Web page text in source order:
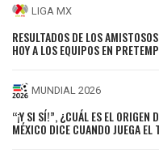
LIGA MX
RESULTADOS DE LOS
HOY A LOS EQUIPOS EN
MUNDIAL 2026
“¡Y SI SÍ!”, ¿CUÁL ES EL ORIGEN
MÉXICO DICE CUANDO JUEGA